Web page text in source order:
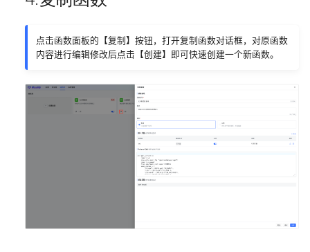
点击函数面板的【复制】按钮，打开复制函数对话框，对原函数
内容进行编辑修改后点击【创建】即可快速创建一个新函数。